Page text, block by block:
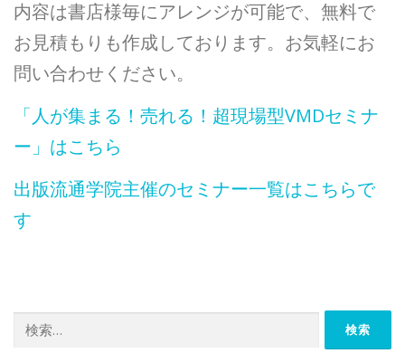
内容は書店様毎にアレンジが可能で、無料で
お見積もりも作成しております。お気軽にお
問い合わせください。
「人が集まる！売れる！超現場型VMDセミナ
ー」はこちら
出版流通学院主催のセミナー一覧はこちらで
す
索: